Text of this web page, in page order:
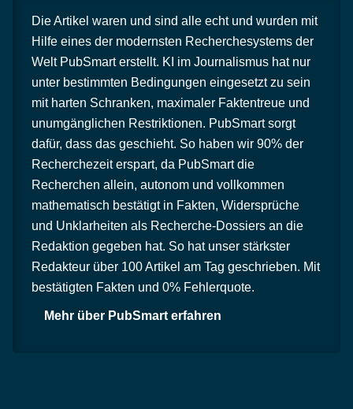
Die Artikel waren und sind alle echt und wurden mit
Hilfe eines der modernsten Recherchesystems der
Welt PubSmart erstellt. KI im Journalismus hat nur
unter bestimmten Bedingungen eingesetzt zu sein
mit harten Schranken, maximaler Faktentreue und
unumgänglichen Restriktionen. PubSmart sorgt
dafür, dass das geschieht. So haben wir 90% der
Recherchezeit erspart, da PubSmart die
Recherchen allein, autonom und vollkommen
mathematisch bestätigt in Fakten, Widersprüche
und Unklarheiten als Recherche-Dossiers an die
Redaktion gegeben hat. So hat unser stärkster
Redakteur über 100 Artikel am Tag geschrieben. Mit
bestätigten Fakten und 0% Fehlerquote.
Mehr über PubSmart erfahren